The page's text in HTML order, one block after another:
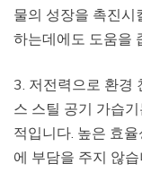
물의 성장을 촉진시
하는데에도 도움을
3. 저전력으로 환경
스 스틸 공기 가습
적입니다. 높은 효
에 부담을 주지 않습